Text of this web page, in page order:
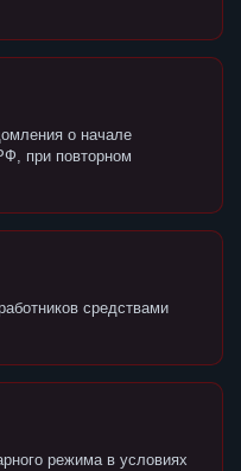
о начале
при повторном
средствами
режима в условиях